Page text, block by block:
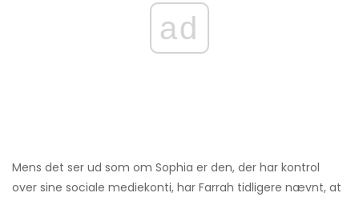
ad
Mens det ser ud som om Sophia er den, der har kontrol
over sine sociale mediekonti, har Farrah tidligere nævnt, at